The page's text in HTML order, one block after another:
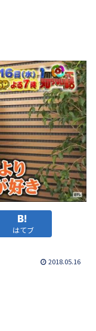
はてブ
2018.05.16